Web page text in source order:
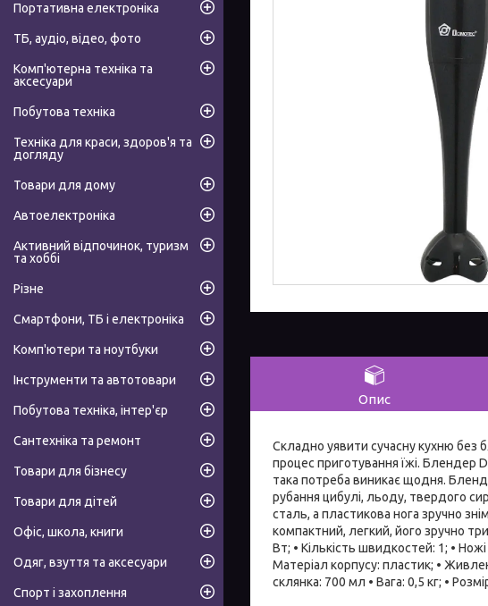
Опис
Складно уявити сучасну кухню без
процес приготування їжі. Блендер
така потреба виникає щодня.
рубання цибулі, льоду, твердого
сталь, а пластикова нога зручно
компактний, легкий, його зручно
Вт; • Кількість швидкостей: 1; •
Матеріал корпусу: пластик; •
склянка: 700 мл • Вага: 0,5 кг; •
Портативна електроніка
ТБ, аудіо, відео, фото
Комп'ютерна техніка та
аксесуари
Побутова техніка
Техніка для краси, здоров'я та
догляду
Товари для дому
Автоелектроніка
Активний відпочинок, туризм
та хоббі
Різне
Смартфони, ТБ і електроніка
Комп'ютери та ноутбуки
Інструменти та автотовари
Побутова техніка, інтер'єр
Сантехніка та ремонт
Товари для бізнесу
Товари для дітей
Офіс, школа, книги
Одяг, взуття та аксесуари
Спорт і захоплення